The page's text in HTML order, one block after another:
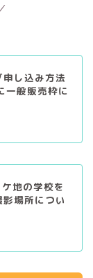
し込み方法
一般販売枠に
地の学校を
場所につい